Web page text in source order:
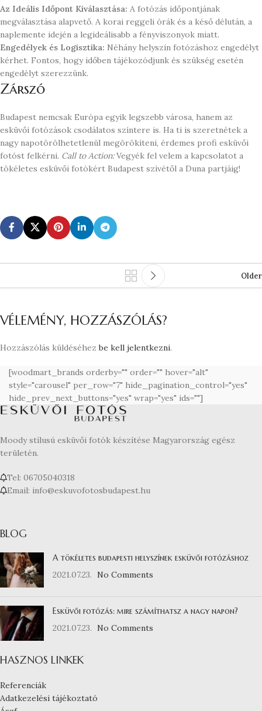
Az Ideális Időpont Kiválasztása: A fotózás időpontjának
megválasztása alapvető. A korai reggeli órák és a késő délután, a
naplemente idején a legideálisabb a fényviszonyok miatt.
Engedélyek és Logisztika: Néhány helyszín fotózáshoz engedélyt
kérhet. Fontos, hogy időben tájékozódjunk és szükség esetén
engedélyt szerezzünk.
Zárszó
Budapest nemcsak Európa egyik legszebb városa, hanem az
esküvői fotózások csodálatos színtere is. Ha ti is szeretnétek a
nagy napotörölhetetlenül megörökíteni, érdemes profi esküvői
fotóst felkérni. Call to Action:Vegyék fel velem a kapcsolatot a
tökéletes esküvői fotókért Budapest szívétől a Duna partjáig!
Older
VÉLEMÉNY, HOZZÁSZÓLÁS?
Hozzászólás küldéséhezbe kell jelentkezni.
[woodmart_brands orderby="" order="" hover="alt"
style="carousel" per_row="7" hide_pagination_control="yes"
hide_prev_next_buttons="yes" wrap="yes" ids=""]
Moody stílusú esküvői fotók készítése Magyarország egész
területén.
Tel: 06705040318
Email: info@eskuvofotosbudapest.hu
BLOG
A tökéletes budapesti helyszínek esküvői fotózáshoz
2021.07.23.
No Comments
Esküvői fotózás: mire számíthatsz a nagy napon?
2021.07.23.
No Comments
HASZNOS LINKEK
Referenciák
Adatkezelési tájékoztató